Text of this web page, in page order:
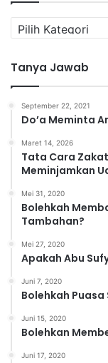
a
e
g
Tanya Jawab
September 22, 2021
Do’a Meminta
Maret 14, 2026
Tata Cara
Meminjamkan
Mei 31, 2020
Bolehkah
Tambahan?
Mei 27, 2020
Apakah Abu
Juni 7, 2020
Bolehkah Puasa
Juni 15, 2020
Bolehkan
Juni 17, 2020